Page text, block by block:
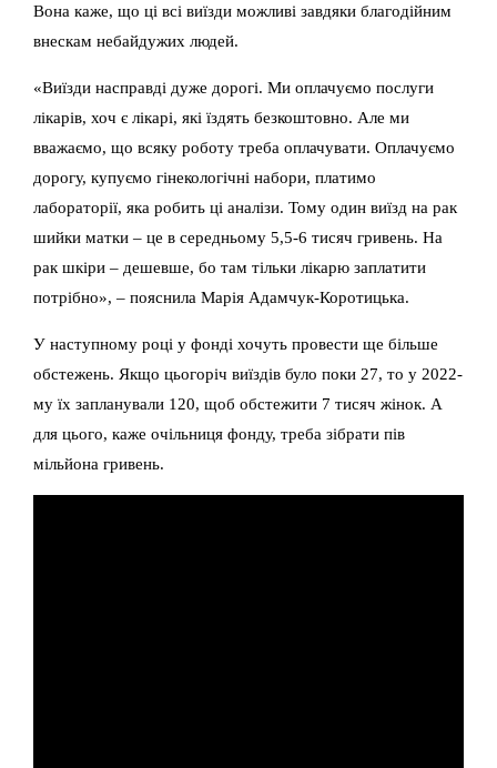
Вона каже, що ці всі виїзди можливі завдяки благодійним
внескам небайдужих людей.
«Виїзди насправді дуже дорогі. Ми оплачуємо послуги
лікарів, хоч є лікарі, які їздять безкоштовно. Але ми
вважаємо, що всяку роботу треба оплачувати. Оплачуємо
дорогу, купуємо гінекологічні набори, платимо
лабораторії, яка робить ці аналізи. Тому один виїзд на рак
шийки матки – це в середньому 5,5-6 тисяч гривень. На
рак шкіри – дешевше, бо там тільки лікарю заплатити
потрібно», – пояснила Марія Адамчук-Коротицька.
У наступному році у фонді хочуть провести ще більше
обстежень. Якщо цьогоріч виїздів було поки 27, то у 2022-
му їх запланували 120, щоб обстежити 7 тисяч жінок. А
для цього, каже очільниця фонду, треба зібрати пів
мільйона гривень.